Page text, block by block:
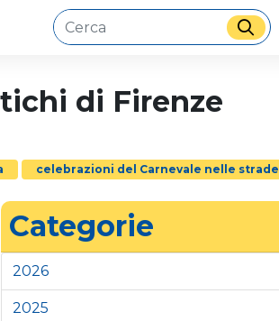
di Firenze
celebrazioni del Carnevale nelle strade
Categorie
2026
2025